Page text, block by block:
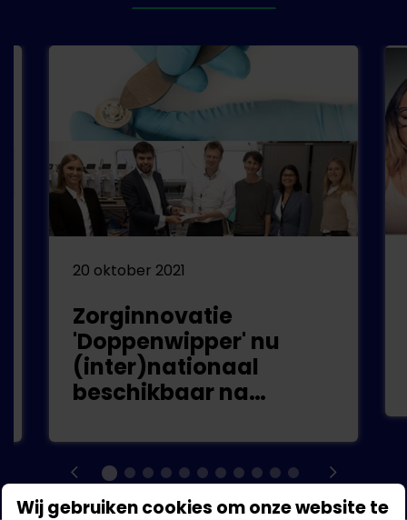
20 oktober 2021
Zorginnovatie
'Doppenwipper' nu
(inter)nationaal
beschikbaar na
Wij gebruiken cookies om onze website te